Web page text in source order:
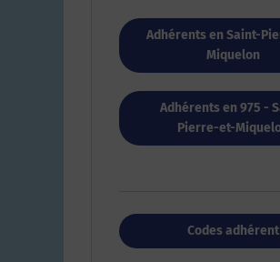
Adhérents en Saint-
Miquelon
Adhérents en 975 -
Pierre-et-
Codes adhérent